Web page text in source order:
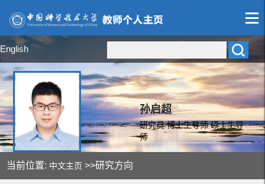
English
孙启超
研究员 博士生导师 硕士生导
师
当前位置: 中文主页 >>研究方向